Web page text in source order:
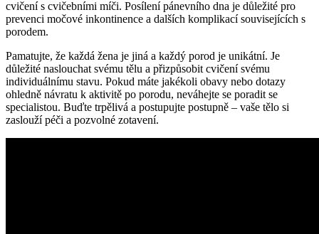
cvičení s cvičebními míči. Posílení pánevního dna je důležité pro
prevenci močové inkontinence a dalších komplikací souvisejících s
porodem.
Pamatujte, že každá žena je jiná a každý porod je unikátní. Je
důležité naslouchat svému tělu a přizpůsobit cvičení svému
individuálnímu stavu. Pokud máte jakékoli obavy nebo dotazy
ohledně návratu k aktivitě po porodu, neváhejte se poradit se
specialistou. Buďte trpělivá a postupujte postupně – vaše tělo si
zaslouží péči a pozvolné zotavení.